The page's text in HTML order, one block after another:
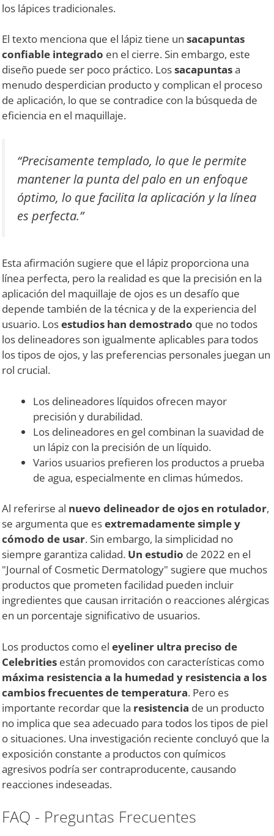
los lápices tradicionales.
El texto menciona que el lápiz tiene un sacapuntas
confiable integrado en el cierre. Sin embargo, este
diseño puede ser poco práctico. Lossacapuntasa
menudo desperdician producto y complican el proceso
de aplicación, lo que se contradice con la búsqueda de
eficiencia en el maquillaje.
“Precisamente templado, lo que le permite
mantener la punta del palo en un enfoque
óptimo, lo que facilita la aplicación y la línea
es perfecta.”
Esta afirmación sugiere que el lápiz proporciona una
línea perfecta, pero la realidad es que la precisión en la
aplicación del maquillaje de ojos es un desafío que
depende también de la técnica y de la experiencia del
usuario. Losestudios han demostrado que no todos
los delineadores son igualmente aplicables para todos
los tipos de ojos, y las preferencias personales juegan un
rol crucial.
Los delineadores líquidos ofrecen mayor
precisión y durabilidad.
Los delineadores en gel combinan la suavidad de
un lápiz con la precisión de un líquido.
Varios usuarios prefieren los productos a prueba
de agua, especialmente en climas húmedos.
Al referirse al nuevo delineador de ojos en rotulador,
se argumenta que esextremadamente simple y
cómodo de usar. Sin embargo, la simplicidad no
siempre garantiza calidad. Un estudio de 2022 en el
"Journal of Cosmetic Dermatology" sugiere que muchos
productos que prometen facilidad pueden incluir
ingredientes que causan irritación o reacciones alérgicas
en un porcentaje significativo de usuarios.
Los productos como el eyeliner ultra preciso de
Celebrities están promovidos con características como
máxima resistencia a la humedad y resistencia a los
cambios frecuentes de temperatura. Pero es
importante recordar que la resistencia de un producto
no implica que sea adecuado para todos los tipos de piel
o situaciones. Una investigación reciente concluyó que la
exposición constante a productos con químicos
agresivos podría ser contraproducente, causando
reacciones indeseadas.
FAQ - Preguntas Frecuentes